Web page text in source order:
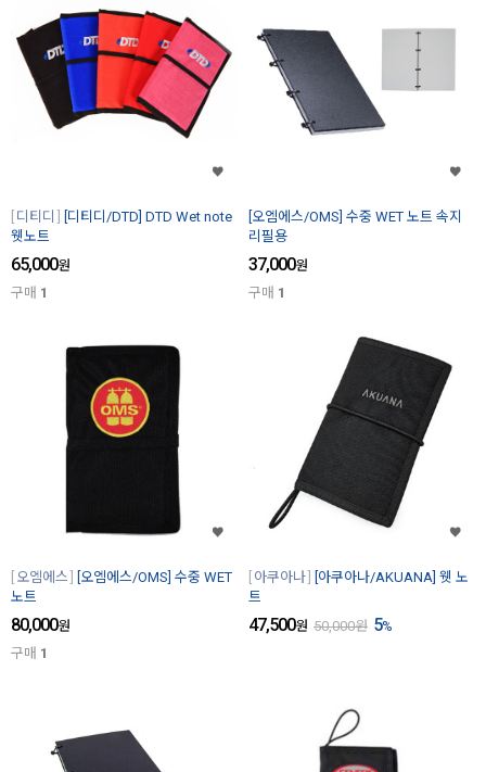
디티디
[디티디/DTD] DTD Wet note
웻노트
65,000원
구매 1
[오엠에스/OMS] 수중 WET 노트 속지
리필용
37,000원
구매 1
오엠에스
[오엠에스/OMS] 수중 WET
노트
80,000원
구매 1
아쿠아나
[아쿠아나/AKUANA] 웻 노
트
47,500원 50,000원 5%